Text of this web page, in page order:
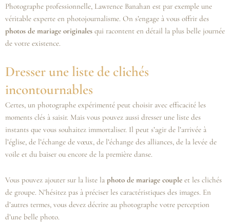
Photographe professionnelle, Lawrence Banahan est par exemple une
véritable experte en photojournalisme. On s’engage à vous offrir des
photos de mariage originales qui racontent en détail la plus belle journée
de votre existence.
Dresser une liste de clichés
incontournables
Certes, un photographe expérimenté peut choisir avec efficacité les
moments clés à saisir. Mais vous pouvez aussi dresser une liste des
instants que vous souhaitez immortaliser. Il peut s’agir de l’arrivée à
l’église, de l’échange de vœux, de l’échange des alliances, de la levée de
voile et du baiser ou encore de la première danse.
Vous pouvez ajouter sur la liste la photo de mariage couple et les clichés
de groupe. N’hésitez pas à préciser les caractéristiques des images. En
d’autres termes, vous devez décrire au photographe votre perception
d’une belle photo.